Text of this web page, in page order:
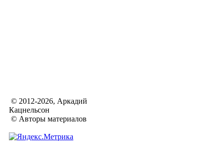
© 2012-2026, Аркадий
Кацнельсон
© Авторы материалов